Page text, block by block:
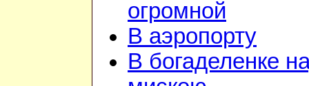
огромной
В аэропорту
В богаделенке